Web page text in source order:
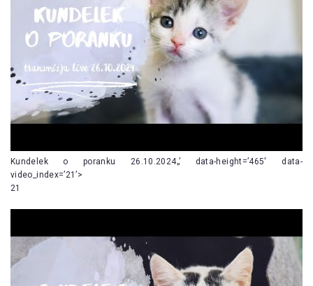
Kundelek o poranku 26.10.2024„’ data-height=’465′ data-
video_index=’21’>
21